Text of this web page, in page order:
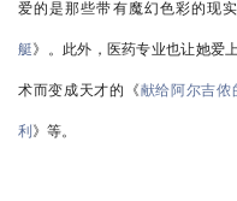
爱的是那些带有魔幻色彩的现
艇》。此外，医药专业也让她爱
术而变成天才的《献给阿尔吉侬
利 》等。